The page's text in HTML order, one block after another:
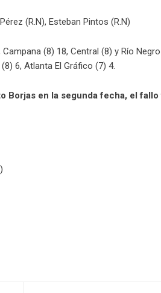
(R.N), Esteban Pintos (R.N)
(8) 18, Central (8) y Río
6, Atlanta El Gráfico (7) 4.
Borjas en la segunda fecha, el